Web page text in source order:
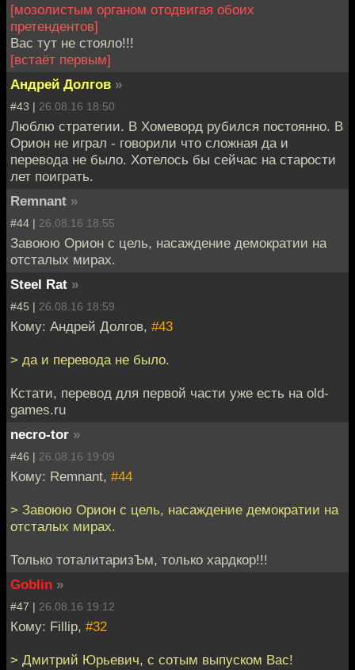
[мозолистым органом отодвигая обоих
претендентов]
Вас тут не стояло!!!
[встаёт первым]
Андрей Долгов »
#43 | 26.08.16 18:50
Люблю стратегии. В Хомеворд рубился постоянно. В
Орион не играл - говорили что сложная да и
перевода не было. Хотелось бы сейчас на старости
лет поиграть.
Remnant »
#44 | 26.08.16 18:55
Завоюю Орион с цель, насаждение демократии на
отсталых мирах.
Steel Rat »
#45 | 26.08.16 18:59
Кому: Андрей Долгов, #43
> да и перевода не было.
Кстати, перевод для первой части уже есть на old-
games.ru
necro-tor »
#46 | 26.08.16 19:09
Кому: Remnant, #44
> Завоюю Орион с цель, насаждение демократии на
отсталых мирах.
Только тоталитаризЪм, только хардкор!!!
Goblin »
#47 | 26.08.16 19:12
Кому: Fillip, #32
> Дмитрий Юрьевич, c сотым выпуском Вас!